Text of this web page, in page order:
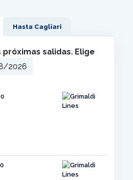
Hasta Cagliari
próximas salidas. Elige